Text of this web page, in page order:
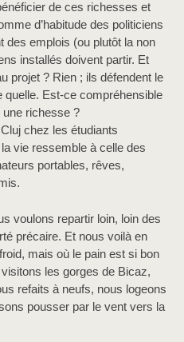
de ces richesses et
d’habitude des politiciens
des emplois (ou plutôt la non
installés doivent partir. Et
projet ? Rien ; ils défendent le
quelle. Est-ce compréhensible
une richesse ?
chez les étudiants
vie ressemble à celle des
portables, rêves,
voulons repartir loin, loin des
précaire. Et nous voilà en
mais où le pain est si bon
les gorges de Bicaz,
refaits à neufs, nous logeons
pousser par le vent vers la